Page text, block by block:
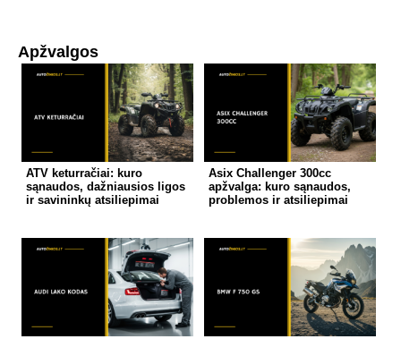
Apžvalgos
ATV keturračiai: kuro
sąnaudos, dažniausios ligos
ir savininkų atsiliepimai
Asix Challenger 300cc
apžvalga: kuro sąnaudos,
problemos ir atsiliepimai